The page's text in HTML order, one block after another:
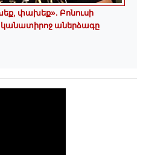
փախեք»․ Բոնուսի
աներձագը